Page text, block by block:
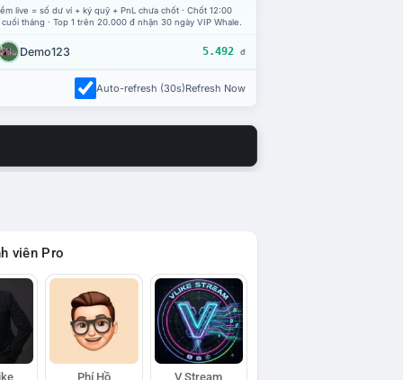
live = số dư ví + ký quỹ + PnL chưa chốt · Chốt 12:00
tháng · Top 1 trên 20.000 đ nhận 30 ngày VIP Whale.
Demo123 5.492 đ
Auto-refresh (30s)Refresh Now
viên Pro
Phí Hồ V Stream